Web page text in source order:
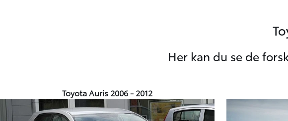
Her kan du se de
Toyota Auris 2006 - 2012